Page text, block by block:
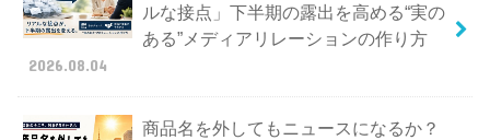
ルな接点」下半期の露出を高める“実の
ある”メディアリレーションの作り方
2026.08.04
商品名を外してもニュースになるか？